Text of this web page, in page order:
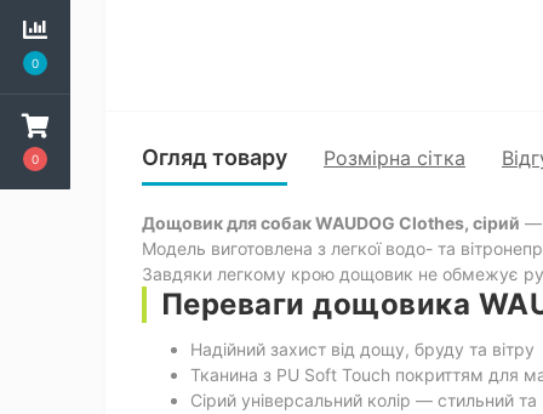
0
0 Огляд товару Розмірна сітка
Дощовик для собак WAUDOG Clothes, сірий —
Модель виготовлена з легкої водо- та
Завдяки легкому крою дощовик не обмежує
Переваги дощовика
Надійний захист від дощу, бруду та вітру
Тканина з PU Soft Touch покриттям для
Сірий універсальний колір — стильний